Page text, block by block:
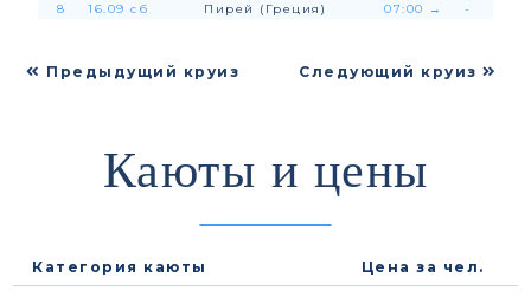
8
16.09 сб Пирей (Греция) 07:00 → -
Предыдущий круиз Следующий круиз
Каюты и цены
Категория каюты Цена за чел.